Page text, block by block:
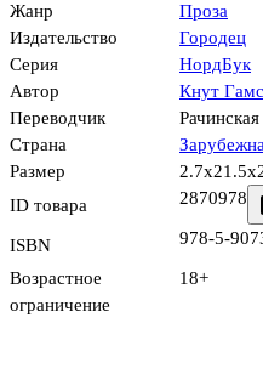
Жанр
Проза
Издательство
Городец
Серия
НордБук
Автор
Кнут
Переводчик
Страна
Размер
ID товара
2870978
ISBN 978-5-
Возрастное
ограничение
18+